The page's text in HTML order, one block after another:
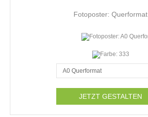
Fotoposter: Querformat
JETZT GESTALTEN